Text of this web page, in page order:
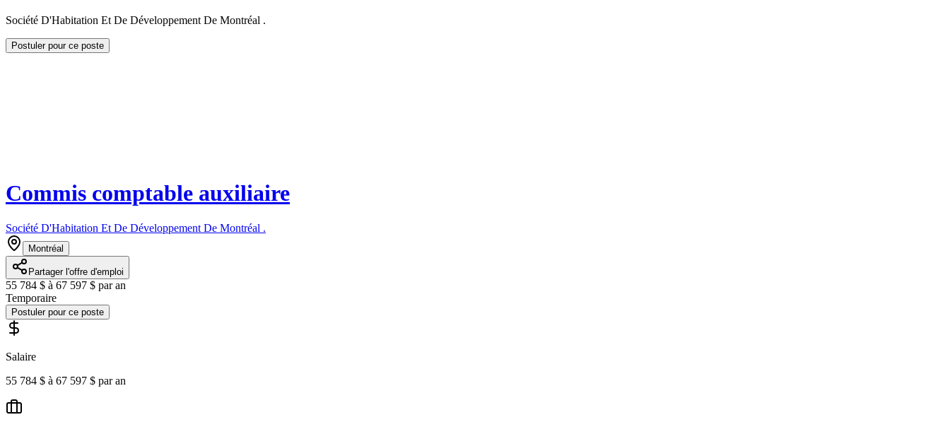
Société D'Habitation Et De Développement De Montréal .
Postuler pour ce poste
Commis comptable auxiliaire
Société D'Habitation Et De Développement De Montréal .
Montréal
Partager l'offre d'emploi
55 784 $ à 67 597 $ par an
Temporaire
Postuler pour ce poste
Salaire
55 784 $ à 67 597 $ par an